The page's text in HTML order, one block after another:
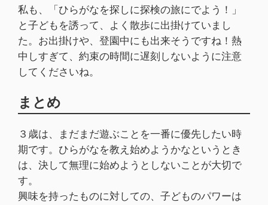
私も、「ひらがなを探しに探検の旅にでよう！」
と子どもを誘って、よく散歩に出掛けていまし
た。お出掛けや、登園中にも出来そうですね！熱
中しすぎて、約束の時間に遅刻しないように注意
してくださいね。
まとめ
３歳は、まだまだ遊ぶことを一番に優先したい時
期です。ひらがなを教え始めようかなというとき
は、決して無理に始めようとしないことが大切で
す。
興味を持ったものに対しての、子どものパワーは